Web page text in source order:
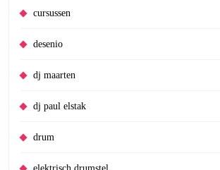
cursussen
desenio
dj maarten
dj paul elstak
drum